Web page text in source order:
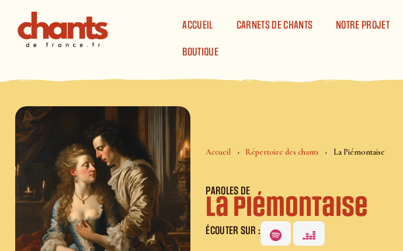
ACCUEIL
CARNETS DE CHANTS NOTRE PROJET
BOUTIQUE
Accueil Répertoire des chants La Piémontaise
PAROLES DE
La Piémontaise
ÉCOUTER SUR :